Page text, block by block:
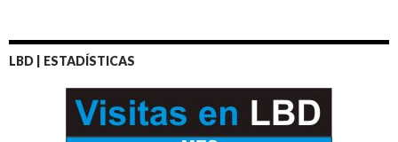
LBD | ESTADÍSTICAS